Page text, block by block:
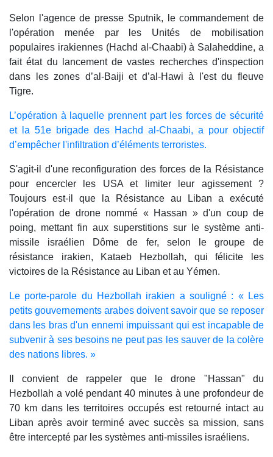
Selon l'agence de presse Sputnik, le commandement de
l'opération menée par les Unités de mobilisation
populaires irakiennes (Hachd al-Chaabi) à Salaheddine, a
fait état du lancement de vastes recherches d'inspection
dans les zones d’al-Baiji et d’al-Hawi à l'est du fleuve
Tigre.
L’opération à laquelle prennent part les forces de sécurité
et la 51e brigade des Hachd al-Chaabi, a pour objectif
d’empêcher l'infiltration d’éléments terroristes.
S'agit-il d'une reconfiguration des forces de la Résistance
pour encercler les USA et limiter leur agissement ?
Toujours est-il que la Résistance au Liban a exécuté
l'opération de drone nommé « Hassan » d'un coup de
poing, mettant fin aux superstitions sur le système anti-
missile israélien Dôme de fer, selon le groupe de
résistance irakien, Kataeb Hezbollah, qui félicite les
victoires de la Résistance au Liban et au Yémen.
Le porte-parole du Hezbollah irakien a souligné : « Les
petits gouvernements arabes doivent savoir que se reposer
dans les bras d'un ennemi impuissant qui est incapable de
subvenir à ses besoins ne peut pas les sauver de la colère
des nations libres. »
Il convient de rappeler que le drone "Hassan" du
Hezbollah a volé pendant 40 minutes à une profondeur de
70 km dans les territoires occupés est retourné intact au
Liban après avoir terminé avec succès sa mission, sans
être intercepté par les systèmes anti-missiles israéliens.